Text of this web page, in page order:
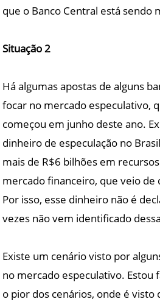
que o Banco Central está sendo
Situação 2
Há algumas apostas de alguns
focar no mercado especulativo,
começou em junho deste ano.
dinheiro de especulação no
mais de R$6 bilhões em
mercado financeiro, que veio de
Por isso, esse dinheiro não é
vezes não vem identificado
Existe um cenário visto por
no mercado especulativo. Estou
o pior dos cenários, onde é visto